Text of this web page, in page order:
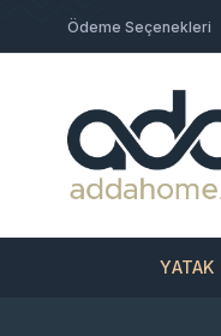
Ödeme Seçenekleri
YATAK